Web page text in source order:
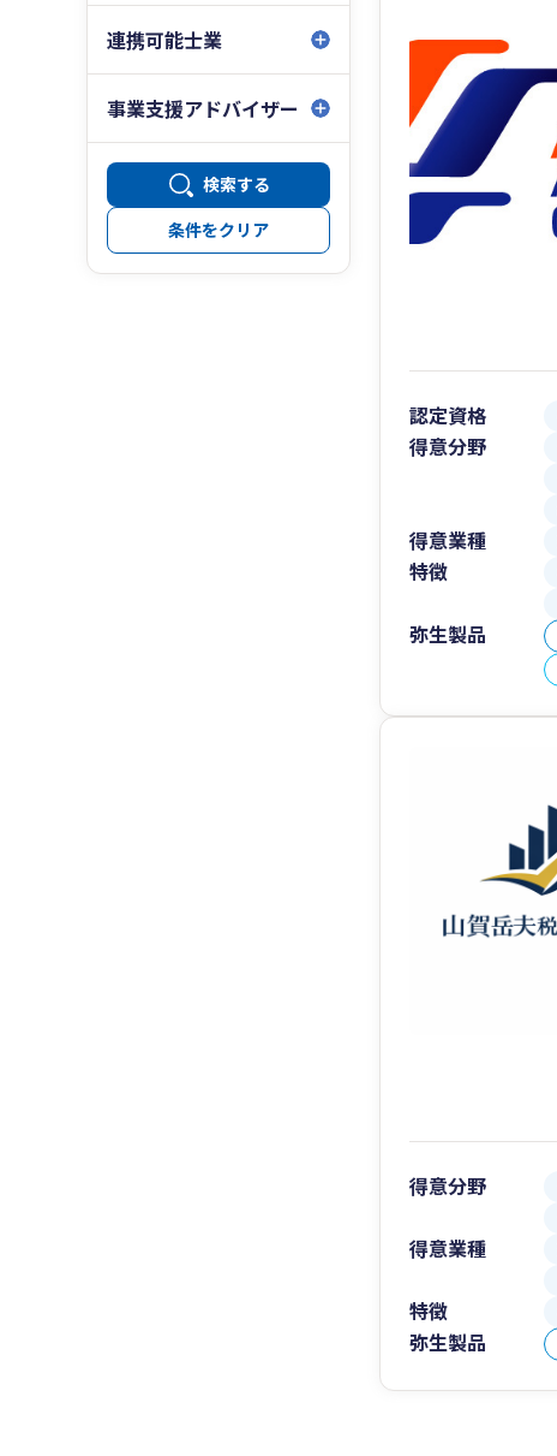
連携可能士業
事業支援アドバイザー
検索する
条件をクリア
認定資格
得意分野
得意業種
特徴
弥生製品
得意分野
得意業種
特徴
弥生製品